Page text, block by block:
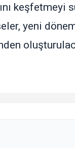
keşfetmeyi
yeni